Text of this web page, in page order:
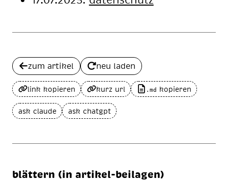
zum artikel neu laden
link kopieren kurz url .md kopieren
ask claude ask chatgpt
blättern (in artikel-beilagen)